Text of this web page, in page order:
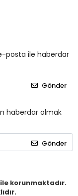
posta ile haberdar
Gönder
haberdar olmak
Gönder
korunmaktadır.